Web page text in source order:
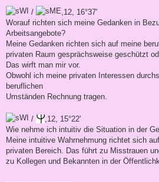
/
,12, 16°37'
Worauf richten sich meine Gedanken in
Arbeitsangebote?
Meine Gedanken richten sich auf meine
privaten Raum gesprächsweise geschützt
Das wirft man mir vor.
Obwohl ich meine privaten Interessen
beruflichen
Umständen Rechnung tragen.
/
,12, 15°22'
Wie nehme ich intuitiv die Situation in der
Meine intuitive Wahrnehmung richtet sich
privaten Bereich. Das führt zu Misstrauen
zu Kollegen und Bekannten in der